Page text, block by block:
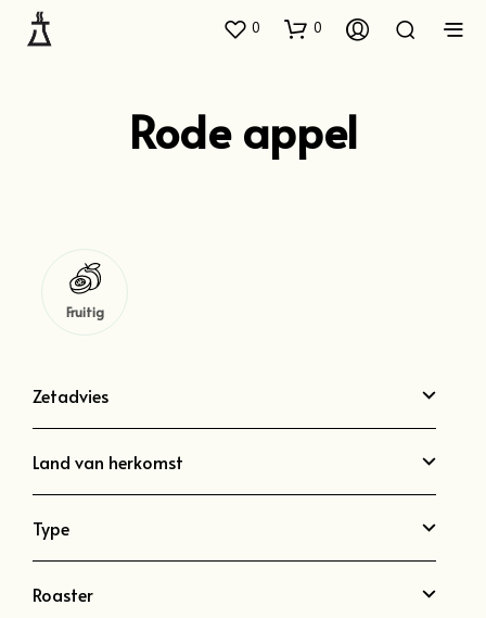
0 0
Rode appel
Fruitig
Zetadvies
Land van herkomst
Type
Roaster